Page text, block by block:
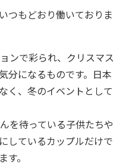
つもどおり働いておりま
ンで彩られ、クリスマス
分になるものです。日本
く、冬のイベントとして
を待っている子供たちや
しているカップルだけで
。